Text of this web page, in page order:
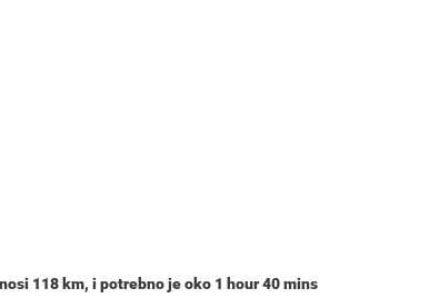
118 km, i potrebno je oko 1 hour 40 mins